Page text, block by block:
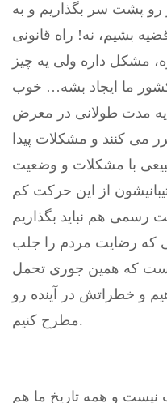
پشت سر بگذاریم و به
بشیم، نه! راه قانونی‌
مشکل داره ولی‌ یه چیز
کشور ما ایجاد بشه… خوب
یه مدت طولانی‌ در معرض
می کنند و مشکلات پیدا
با مشکلات و وضعیت
از این حرکت کم
رسمی‌ هم نباید بگذاریم
که رضایت مردم را جلب
که همین جوری تحمل
و خطراتش در آینده رو
مطرح کنیم.
و همه تاریخ ما هم